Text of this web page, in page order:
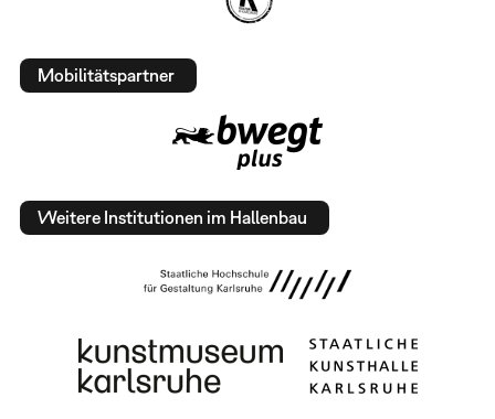
Mobilitätspartner
Weitere Institutionen im Hallenbau